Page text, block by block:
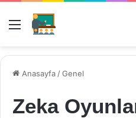
Menü
Anasayfa /Genel
Zeka